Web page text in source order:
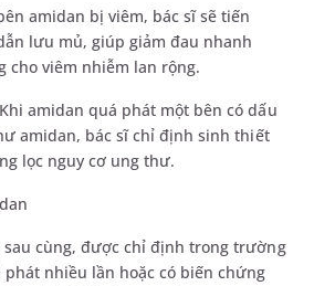
amidan bị viêm, bác sĩ sẽ tiến
lưu mủ, giúp giảm đau nhanh
cho viêm nhiễm lan rộng.
amidan quá phát một bên có dấu
amidan, bác sĩ chỉ định sinh thiết
lọc nguy cơ ung thư.
cùng, được chỉ định trong trường
nhiều lần hoặc có biến chứng